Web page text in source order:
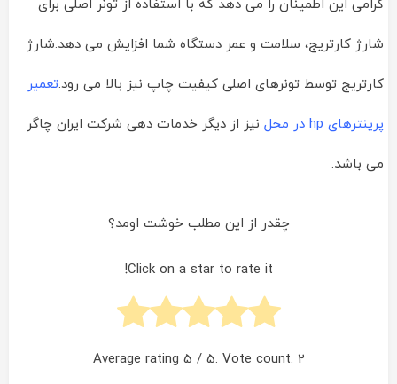
گرامی این اطمینان را می دهد که با استفاده از تونر اصلی برای
شارژ کارتریج، سلامت و عمر دستگاه شما افزایش می دهد.شارژ
کارتریج توسط تونرهای اصلی کیفیت چاپ نیز بالا می رود.تعمیر
پرینترهای hp در محل نیز از دیگر خدمات دهی شرکت ایران چاگر
می باشد.
چقدر از این مطلب خوشت اومد؟
Click on a star to rate it!
Average rating 5 / 5. Vote count: 2